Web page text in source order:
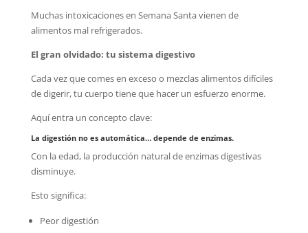
Muchas intoxicaciones en Semana Santa vienen de
alimentos mal refrigerados.
El gran olvidado: tu sistema digestivo
Cada vez que comes en exceso o mezclas alimentos difíciles
de digerir, tu cuerpo tiene que hacer un esfuerzo enorme.
Aquí entra un concepto clave:
La digestión no es automática… depende de enzimas.
Con la edad, la producción natural de enzimas digestivas
disminuye.
Esto significa:
Peor digestión